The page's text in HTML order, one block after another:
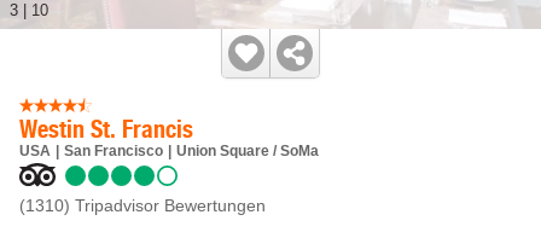
Westin St. Francis
USA San Francisco Union Square / SoMa
(1310) Tripadvisor Bewertungen
3 10